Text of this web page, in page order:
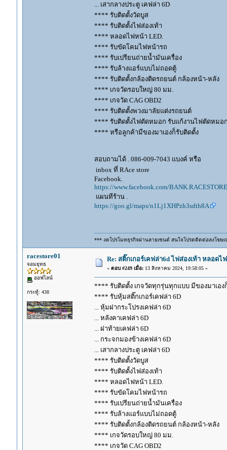
... เสากลางประตู เคฟล่า 6D
**** รับติดตั้งวัดบูส
**** รับติดตั้งไฟส่องเท้า
**** หลอดไฟหน้า LED.
**** รับขัดโคมไฟหน้ารถ
**** รับเปรียนถ่ายน้ำมันเครื่อง
**** รับล้างแอร์แบบไม่ถอดตู้
**** รับติดตั้งกล้องติดรถยนต์ กล้องหน้า-หลัง
**** เกจวัดรอบใหญ่ 80 มม.
**** เกจวัด CAG OBD2
**** รับติดตั้งพวงมาลัยแต่งรถยนต์
**** รับติดตั้งไฟตัดหมอก รับแก้งานไฟตัดหมอ
**** หรือลูกค้ามีของมาเองก็รับติดตั้ง
สอบถามได้ . 086-009-7043 แบงค์ หรือ
inbox ที่ RAce store
Facebook.
https://www.facebook.com/
แผนทีร้าน .
https://goo.gl/maps/n1Lj1XHPzh3sdth8A
*** งดโปรโมทธุรกิจผ่านลายเซนต์ สนใจโปรดติดต่อลงโฆษ
racestore01
จอมยุทธ
ออฟไลน์
กระทู้: 438
Re: สติ๊กเกอร์เคฟล่า6d ไฟส่องเท้า หลอด
« ตอบ #249 เมื่อ:13 สิงหาคม 2024, 19:58:05 »
**** รับติดตั้ง เกจวัดทุกรุ่นทุกแบบ มีของมาเอง
**** รับหุ้มสติ๊กเกอร์เคฟล่า 6D
... หุ้มฝากระโปรงเคฟล่า 6D
... หลังคาเคฟล่า 6D
... ฝาท้ายเคฟล่า 6D
... กระจกมองข้างเคฟล่า 6D
... เสากลางประตู เคฟล่า 6D
**** รับติดตั้งวัดบูส
**** รับติดตั้งไฟส่องเท้า
**** หลอดไฟหน้า LED.
**** รับขัดโคมไฟหน้ารถ
**** รับเปรียนถ่ายน้ำมันเครื่อง
**** รับล้างแอร์แบบไม่ถอดตู้
**** รับติดตั้งกล้องติดรถยนต์ กล้องหน้า-หลัง
**** เกจวัดรอบใหญ่ 80 มม.
**** เกจวัด CAG OBD2